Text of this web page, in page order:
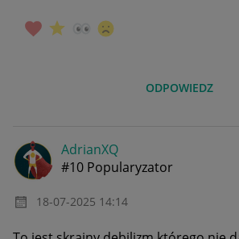
ODPOWIEDZ
AdrianXQ
#10 Popularyzator
‎18-07-2025 14:14